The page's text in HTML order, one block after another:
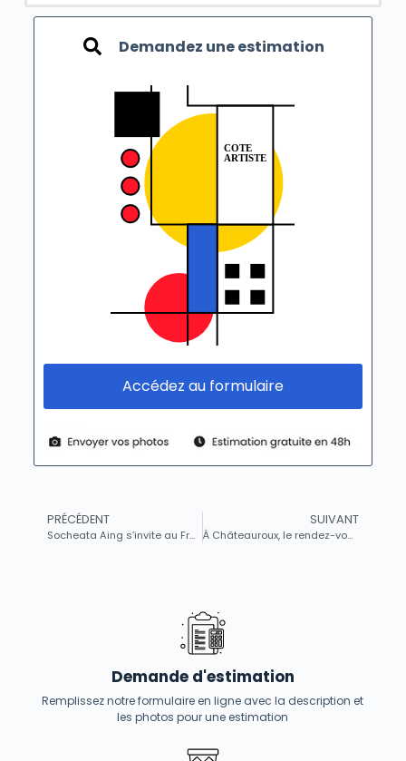
Demandez une estimation
Accédez au formulaire
PRÉCÉDENT
Socheata Aing s’invite au Frac du musée : ‘Fière de voir mon œuvre rejoindre la collection
SUIVANT
À Châteauroux, le rendez-vous incontournable des passionnés pour découvrir les véritables trésors de la collection
Demande d'estimation
Remplissez notre formulaire en ligne avec la description et
les photos pour une estimation